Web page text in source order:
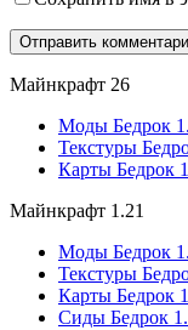
Майнкрафт 26
Моды Бедрок
Текстуры
Карты Бедрок
Майнкрафт 1.21
Моды Бедрок
Текстуры
Карты Бедрок
Сиды Бедрок